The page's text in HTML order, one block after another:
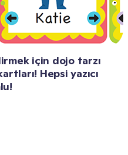
için dojo tarzı
Hepsi yazıcı